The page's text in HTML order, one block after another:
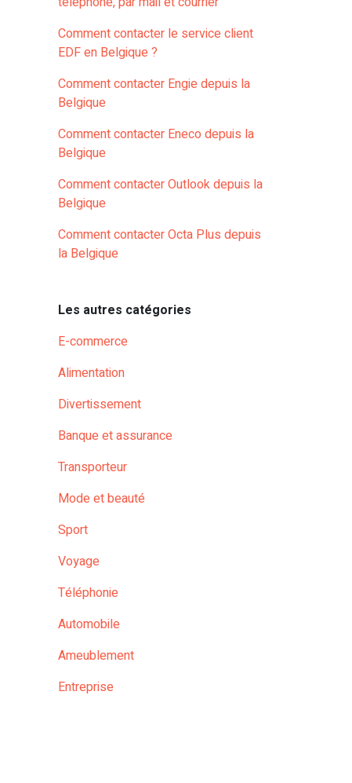
Comment contacter le service client
EDF en Belgique ?
Comment contacter Engie depuis la
Belgique
Comment contacter Eneco depuis la
Belgique
Comment contacter Outlook depuis la
Belgique
Comment contacter Octa Plus depuis
la Belgique
Les autres catégories
E-commerce
Alimentation
Divertissement
Banque et assurance
Transporteur
Mode et beauté
Sport
Voyage
Téléphonie
Automobile
Ameublement
Entreprise